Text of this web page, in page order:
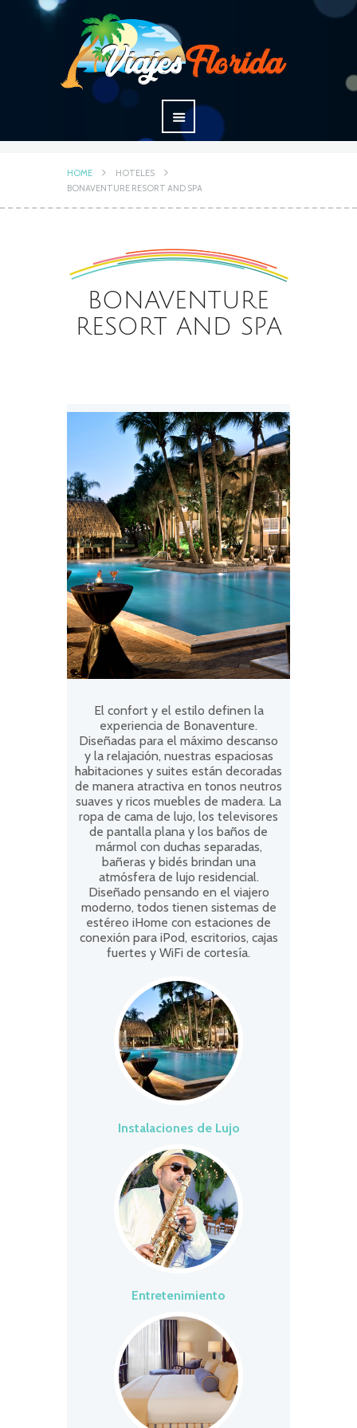
HOME
HOTELES
BONAVENTURE RESORT AND SPA
BONAVENTURE
RESORT AND SPA
El confort y el estilo definen la
experiencia de Bonaventure.
Diseñadas para el máximo descanso
y la relajación, nuestras espaciosas
habitaciones y suites están decoradas
de manera atractiva en tonos neutros
suaves y ricos muebles de madera. La
ropa de cama de lujo, los televisores
de pantalla plana y los baños de
mármol con duchas separadas,
bañeras y bidés brindan una
atmósfera de lujo residencial.
Diseñado pensando en el viajero
moderno, todos tienen sistemas de
estéreo iHome con estaciones de
conexión para iPod, escritorios, cajas
fuertes y WiFi de cortesía.
Instalaciones de Lujo
Entretenimiento